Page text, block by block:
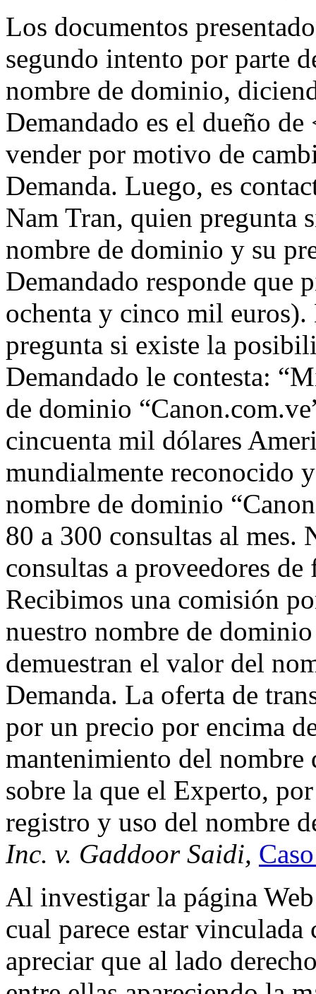
Los documentos
segundo intento por parte
nombre de dominio,
Demandado es el dueño
vender por motivo de
Demanda. Luego, es
Nam Tran, quien pregunta
nombre de dominio y su
Demandado responde que
ochenta y cinco mil
pregunta si existe la
Demandado le contesta:
de dominio
cincuenta mil dólares
mundialmente reconocido
nombre de dominio
80 a 300 consultas al mes.
consultas a proveedores
Recibimos una comisión
nuestro nombre de
demuestran el valor del
Demanda. La oferta de
por un precio por encima
mantenimiento del nombre
sobre la que el Experto,
registro y uso del nombre
Inc. v. Gaddoor Saidi,
Al investigar la página
cual parece estar vinculada
apreciar que al lado